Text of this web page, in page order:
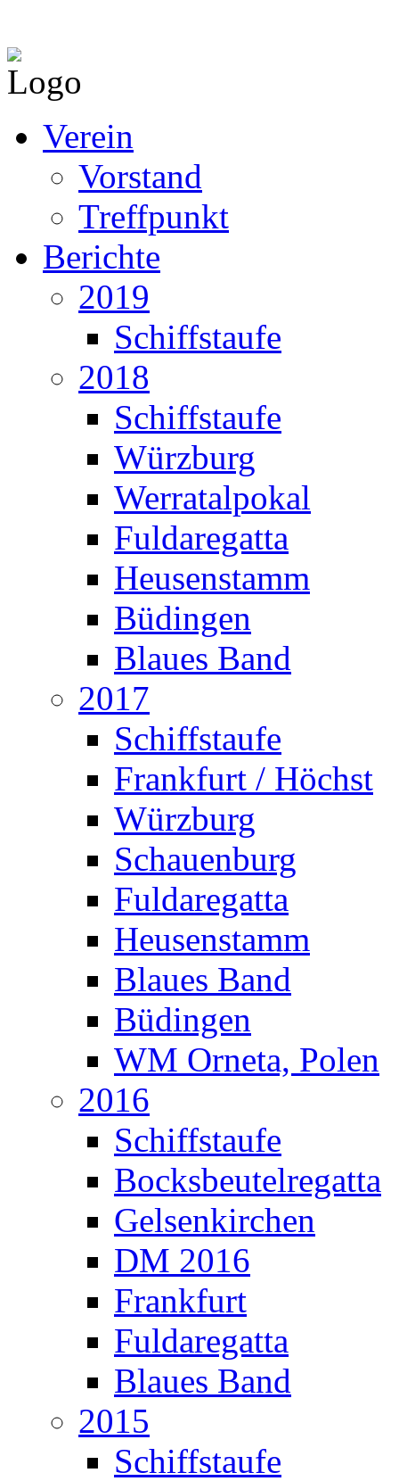
Verein
Vorstand
Treffpunkt
Berichte
2019
Schiffstaufe
2018
Schiffstaufe
Würzburg
Werratalpokal
Fuldaregatta
Heusenstamm
Büdingen
Blaues Band
2017
Schiffstaufe
Frankfurt / Höchst
Würzburg
Schauenburg
Fuldaregatta
Heusenstamm
Blaues Band
Büdingen
WM Orneta, Polen
2016
Schiffstaufe
Bocksbeutelregatta
Gelsenkirchen
DM 2016
Frankfurt
Fuldaregatta
Blaues Band
2015
Schiffstaufe